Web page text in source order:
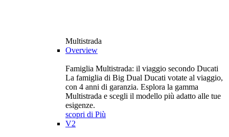
Multistrada
Overview
Famiglia Multistrada: il viaggio secondo Ducati
La famiglia di Big Dual Ducati votate al viaggio,
con 4 anni di garanzia. Esplora la gamma
Multistrada e scegli il modello più adatto alle tue
esigenze.
scopri di Più
V2